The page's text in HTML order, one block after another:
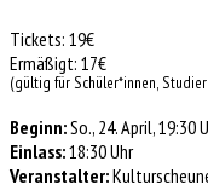
Tickets: 19€
Ermäßigt: 17€
(gültig für Schüler*innen,
Beginn:So., 24. April, 19:30
Einlass:18:30 Uhr
Veranstalter: